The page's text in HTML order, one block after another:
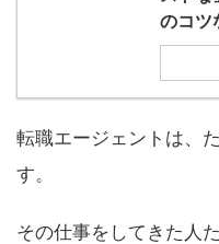
のコツ
転職エージェントは、
す。
その仕事をしてきた人